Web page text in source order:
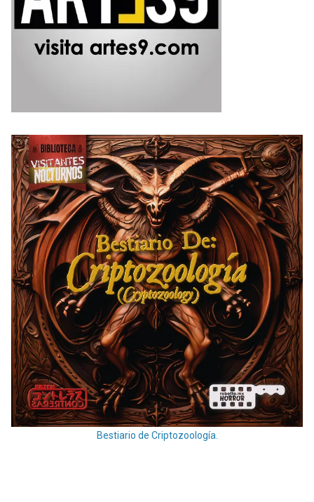
Bestiario de Criptozoología.